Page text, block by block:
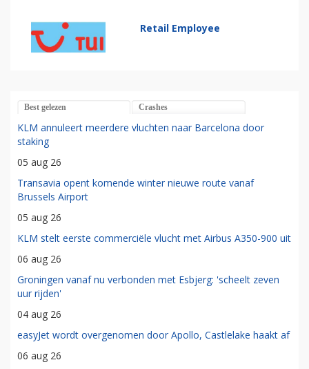
Retail Employee
Best gelezen Crashes
KLM annuleert meerdere vluchten naar Barcelona door
staking
05 aug 26
Transavia opent komende winter nieuwe route vanaf
Brussels Airport
05 aug 26
KLM stelt eerste commerciële vlucht met Airbus A350-900 uit
06 aug 26
Groningen vanaf nu verbonden met Esbjerg: 'scheelt zeven
uur rijden'
04 aug 26
easyJet wordt overgenomen door Apollo, Castlelake haakt af
06 aug 26